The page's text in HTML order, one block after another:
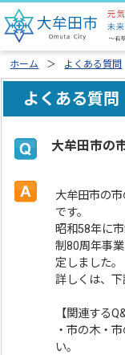
ホーム よくある質問
よくある質問
大牟田市の
大牟田市の
です。
昭和58年に
制80周年事
定しました。
詳しくは、下
【関連する
・市の木・
い。